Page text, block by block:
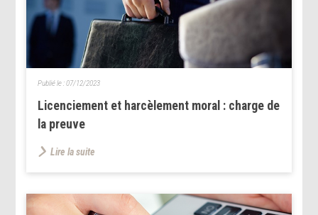
Licenciement et harcèlement moral : charge de
la preuve
Publié le :07/12/2023
Lire la suite